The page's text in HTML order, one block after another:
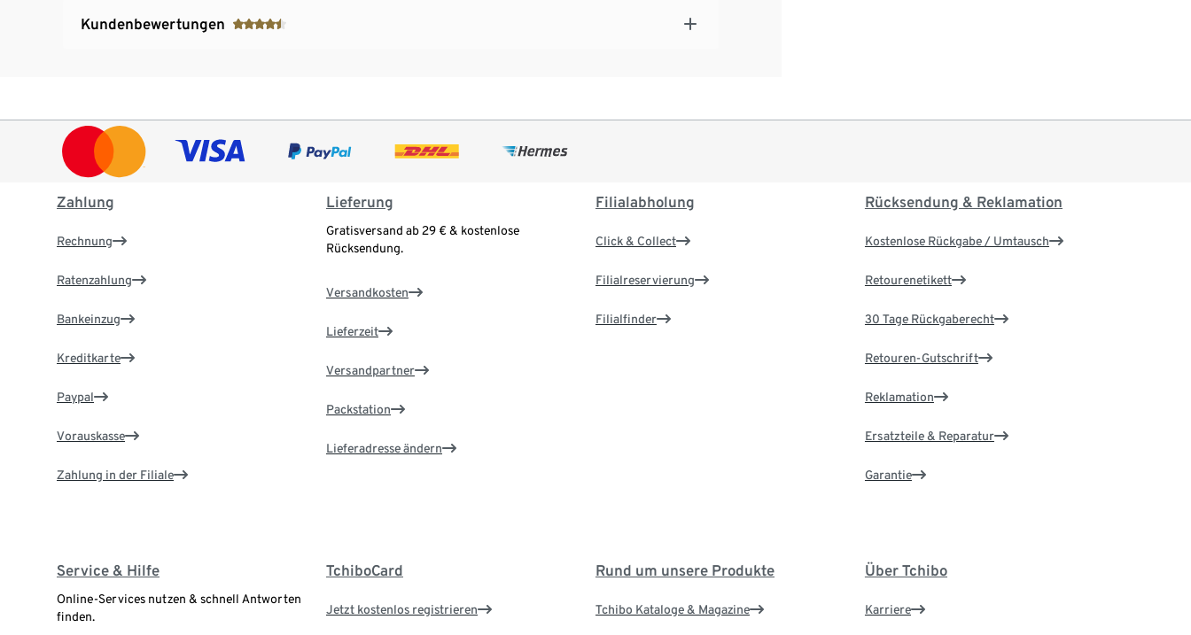
Kundenbewertungen
Zahlung
Rechnung
Ratenzahlung
Bankeinzug
Kreditkarte
Paypal
Vorauskasse
Zahlung in der Filiale
Lieferung
Gratisversand ab 29 € & kostenlose
Rücksendung.
Versandkosten
Lieferzeit
Versandpartner
Packstation
Lieferadresse ändern
Filialabholung
Click & Collect
Filialreservierung
Filialfinder
Rücksendung & Reklamation
Kostenlose Rückgabe / Umtausch
Retourenetikett
30 Tage Rückgaberecht
Retouren-Gutschrift
Reklamation
Ersatzteile & Reparatur
Garantie
Service & Hilfe
Online-Services nutzen & schnell Antworten
finden.
TchiboCard
Jetzt kostenlos registrieren
Rund um unsere Produkte
Tchibo Kataloge & Magazine
Über Tchibo
Karriere